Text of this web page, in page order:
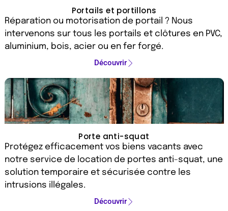
Portails et portillons
Réparation ou motorisation de portail ? Nous
intervenons sur tous les portails et clôtures en PVC,
aluminium, bois, acier ou en fer forgé.
Découvrir
Porte anti-squat
Protégez efficacement vos biens vacants avec
notre service de location de portes anti-squat, une
solution temporaire et sécurisée contre les
intrusions illégales.
Découvrir